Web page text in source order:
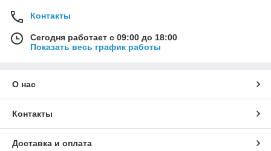
Контакты
Сегодня работает с 09:00 до 18:00
Показать весь график работы
О нас
Контакты
Доставка и оплата